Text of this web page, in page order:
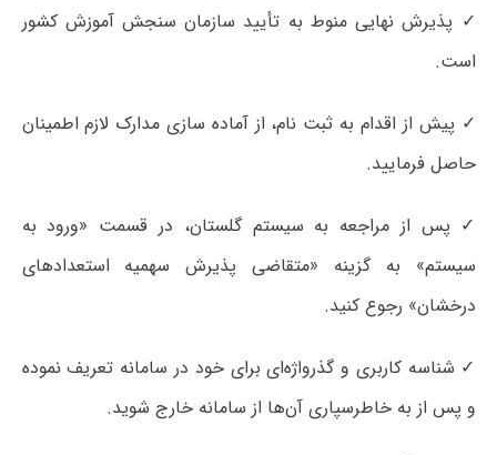
✓ پذیرش نهایی منوط به تأیید سازمان سنجش آموزش کشور
است.
✓ پیش از اقدام به ثبت نام، از آماده سازی مدارک لازم اطمینان
حاصل فرمایید.
✓ پس از مراجعه به سیستم گلستان، در قسمت «ورود به
سیستم» به گزینه «متقاضی پذیرش سهمیه استعدادهای
درخشان» رجوع کنید.
✓ شناسه کاربری و گذرواژه‌ای برای خود در سامانه تعریف نموده
و پس از به خاطرسپاری آن‌ها از سامانه خارج شوید.